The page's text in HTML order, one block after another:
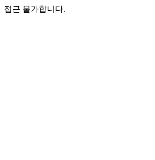
접근 불가합니다.